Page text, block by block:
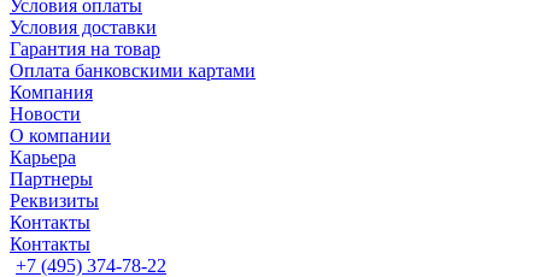
Условия оплаты
Условия доставки
Гарантия на товар
Оплата банковскими картами
Компания
Новости
О компании
Карьера
Партнеры
Реквизиты
Контакты
Контакты
+7 (495) 374-78-22